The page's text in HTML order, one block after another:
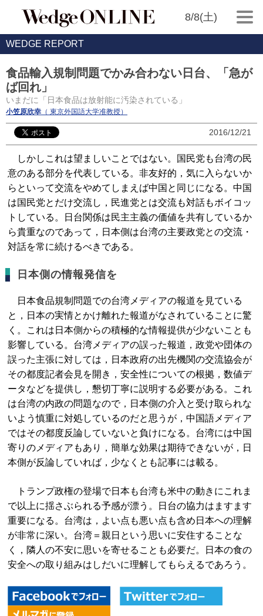
8/8(土)
WEDGE REPORT
食品輸入規制問題でかみ合わない日台、「急が
ば回れ」
いまだに「日本食品は放射能に汚染されている」
小笠原欣幸 （ 東京外国語大学准教授）
2016/12/21
しかしこれは望ましいことではない。国民党も台湾の民
意のある部分を代表している。非友好的，気に入らないか
らといって交流をやめてしまえば中国と同じになる。中国
は国民党とだけ交流し，民進党とは交流も対話もボイコッ
トしている。日台関係は民主主義の価値を共有しているか
ら貴重なのであって，日本側は台湾の主要政党との交流・
対話を常に続けるべきである。
日本側の情報発信を
日本食品規制問題での台湾メディアの報道を見ている
と，日本の実情とかけ離れた報道がなされていることに驚
く。これは日本側からの積極的な情報提供が少ないことも
影響している。台湾メディアの誤った報道，政党や団体の
誤った主張に対しては，日本政府の出先機関の交流協会が
その都度記者会見を開き，安全性についての根拠，数値デ
ータなどを提供し，懇切丁寧に説明する必要がある。これ
は台湾の内政の問題なので，日本側の介入と受け取られな
いよう慎重に対処しているのだと思うが，中国語メディア
ではその都度反論していないと負けになる。台湾には中国
寄りのメディアもあり，簡単な効果は期待できないが，日
本側が反論していれば，少なくとも記事には載る。
トランプ政権の登場で日本も台湾も米中の動きにこれま
で以上に揺さぶられる予感が漂う。日台の協力はますます
重要になる。台湾は，よい点も悪い点も含め日本への理解
が非常に深い。台湾＝親日という思いに安住することな
く，隣人の不安に思いを寄せることも必要だ。日本の食の
安全への取り組みはしだいに理解してもらえるであろう。